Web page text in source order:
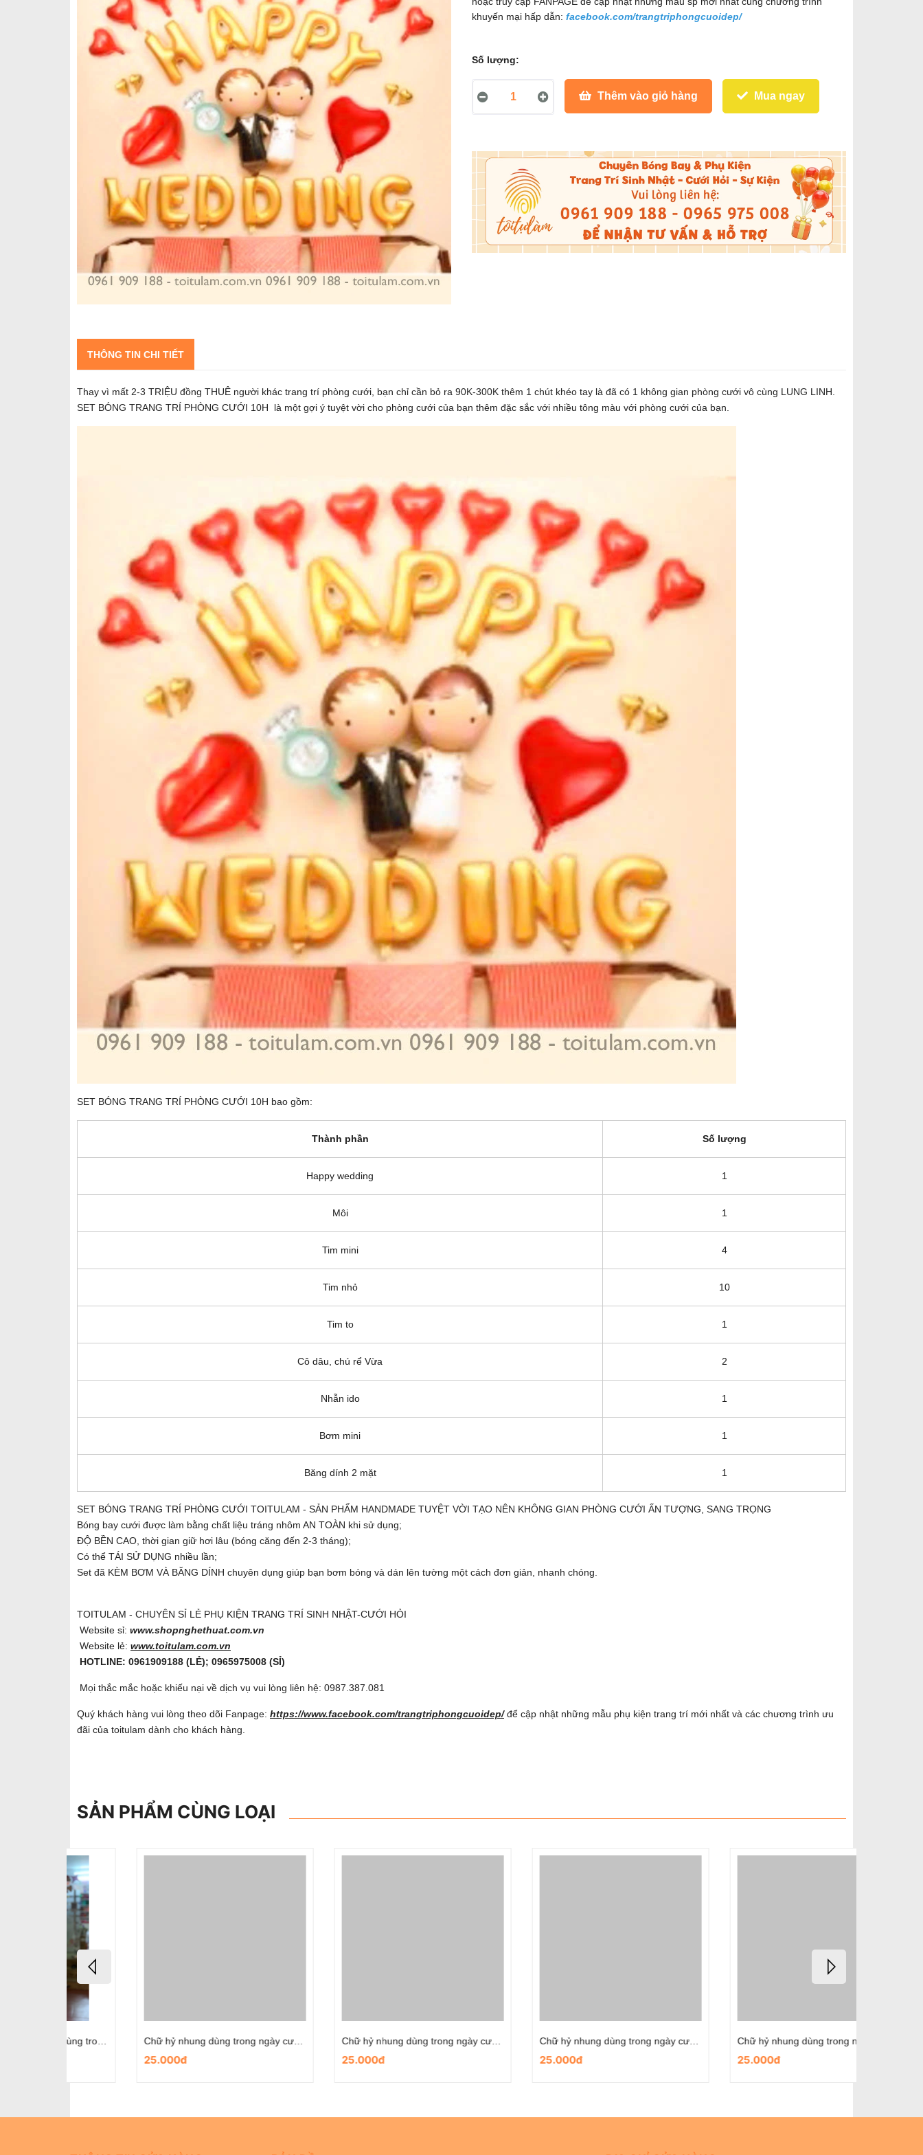
khuyến mại hấp dẫn: facebook.com/trangtriphongcuoidep/
Số lượng:
Thêm vào giỏ hàng Mua ngay
THÔNG TIN CHI TIẾT
Thay vì mất 2-3 TRIỆU đồng THUÊ người khác trang trí phòng cưới, bạn chỉ cần bỏ ra 90K-300K thêm 1 chút khéo tay là đã có 1 không gian phòng cưới vô cùng LUNG LINH.
SET BÓNG TRANG TRÍ PHÒNG CƯỚI 10H là một gợi ý tuyệt vời cho phòng cưới của bạn thêm đặc sắc với nhiều tông màu với phòng cưới của bạn.
SET BÓNG TRANG TRÍ PHÒNG CƯỚI 10H bao gồm:
Thành phần Số lượng
Happy wedding 1
Môi 1
Tim mini 4
Tim nhỏ 10
Tim to 1
Cô dâu, chú rể Vừa 2
Nhẫn ido 1
Bơm mini 1
Băng dính 2 mặt 1
SET BÓNG TRANG TRÍ PHÒNG CƯỚI TOITULAM - SẢN PHẨM HANDMADE TUYỆT VỜI TẠO NÊN KHÔNG GIAN PHÒNG CƯỚI ẤN TƯỢNG, SANG TRỌNG
Bóng bay cưới được làm bằng chất liệu tráng nhôm AN TOÀN khi sử dụng;
ĐỘ BỀN CAO, thời gian giữ hơi lâu (bóng căng đến 2-3 tháng);
Có thể TÁI SỬ DỤNG nhiều lần;
Set đã KÈM BƠM VÀ BĂNG DÍNH chuyên dụng giúp bạn bơm bóng và dán lên tường một cách đơn giản, nhanh chóng.
TOITULAM - CHUYÊN SỈ LẺ PHỤ KIỆN TRANG TRÍ SINH NHẬT-CƯỚI HỎI
Website sỉ: www.shopnghethuat.com.vn
Website lẻ: www.toitulam.com.vn
HOTLINE: 0961909188 (LẺ); 0965975008 (SỈ)
Mọi thắc mắc hoặc khiếu nại về dịch vụ vui lòng liên hệ: 0987.387.081
Quý khách hàng vui lòng theo dõi Fanpage: https://www.facebook.com/trangtriphongcuoidep/để cập nhật những mẫu phụ kiện trang trí mới nhất và các chương trình ưu
đãi của toitulam dành cho khách hàng.
SẢN PHẨM CÙNG LOẠI
Chữ hỷ nhung dùng trong ngày cưới- mẫu nơ đỏ Chữ hỷ nhung dùng trong ngày cưới- mẫu hoa cưới Chữ hỷ nhung dùng trong ngày cưới- mẫu hoa cát lợi Chữ hỷ nhung dùng trong ngày cưới- mẫu chibi cô dâu chú rể